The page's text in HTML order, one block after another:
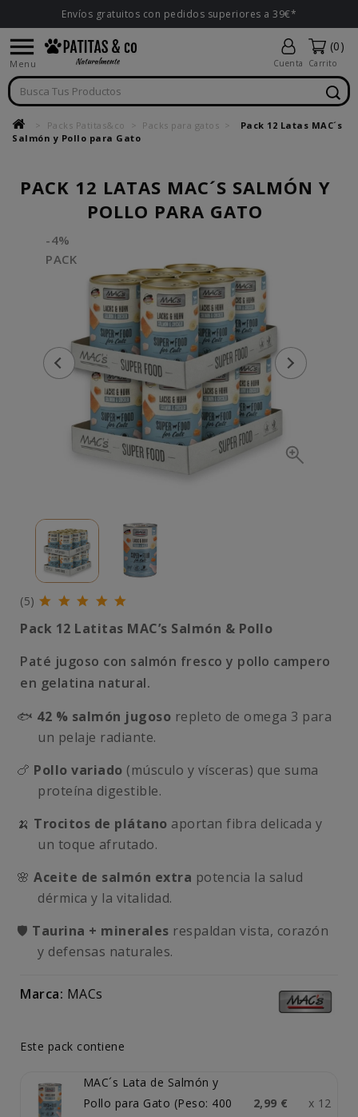
Envíos gratuitos con pedidos superiores a 39€*

Menu Cuenta
(0)
Carrito
Packs Patitas&co Packs para gatos
Pack 12 Latas MAC´s
Salmón y Pollo para Gato
PACK 12 LATAS MAC´S SALMÓN Y
POLLO PARA GATO
-4%
PACK
(5)
Pack 12 Latitas MAC’s Salmón & Pollo
Paté jugoso con salmón fresco y pollo campero
en gelatina natural.
🐟 42 % salmón jugoso repleto de omega 3 para
un pelaje radiante.
🍗 Pollo variado (músculo y vísceras) que suma
proteína digestible.
🍌 Trocitos de plátano aportan fibra delicada y
un toque afrutado.
🌸 Aceite de salmón extra potencia la salud
dérmica y la vitalidad.
🛡️ Taurina + minerales respaldan vista, corazón
y defensas naturales.
Marca: MACs
Este pack contiene
MAC´s Lata de Salmón y
Pollo para Gato (Peso: 400
2,99 € x 12